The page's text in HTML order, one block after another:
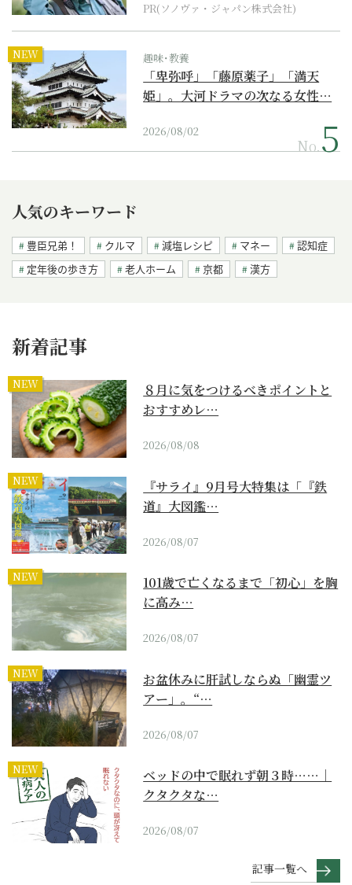
PR(ソノヴァ・ジャパン株式会社)
NEW 趣味･教養
「卑弥呼」「藤原薬子」「満天
姫」。大河ドラマの次なる女性…
2026/08/02
No.
人気のキーワード
豊臣兄弟！ クルマ 減塩レシピ マネー
認知症
定年後の歩き方
老人ホーム 京都 漢方
新着記事
NEW
８月に気をつけるべきポイントと
おすすめレ…
2026/08/08
NEW
『サライ』9月号大特集は「『鉄
道』大図鑑…
2026/08/07
NEW
101歳で亡くなるまで「初心」を胸
に高み…
2026/08/07
NEW
お盆休みに肝試しならぬ「幽霊ツ
アー」。“…
2026/08/07
NEW
ベッドの中で眠れず朝３時……｜
クタクタな…
2026/08/07
記事一覧へ